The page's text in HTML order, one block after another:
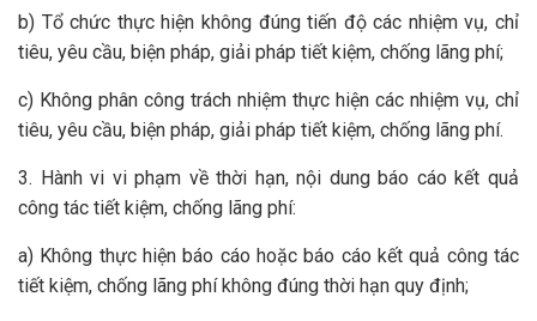
b) Tổ chức thực hiện không đúng tiến độ các nhiệm vụ, chỉ
tiêu, yêu cầu, biện pháp, giải pháp tiết kiệm, chống lãng phí;
c) Không phân công trách nhiệm thực hiện các nhiệm vụ, chỉ
tiêu, yêu cầu, biện pháp, giải pháp tiết kiệm, chống lãng phí.
3. Hành vi vi phạm về thời hạn, nội dung báo cáo kết quả
công tác tiết kiệm, chống lãng phí:
a) Không thực hiện báo cáo hoặc báo cáo kết quả công tác
tiết kiệm, chống lãng phí không đúng thời hạn quy định;